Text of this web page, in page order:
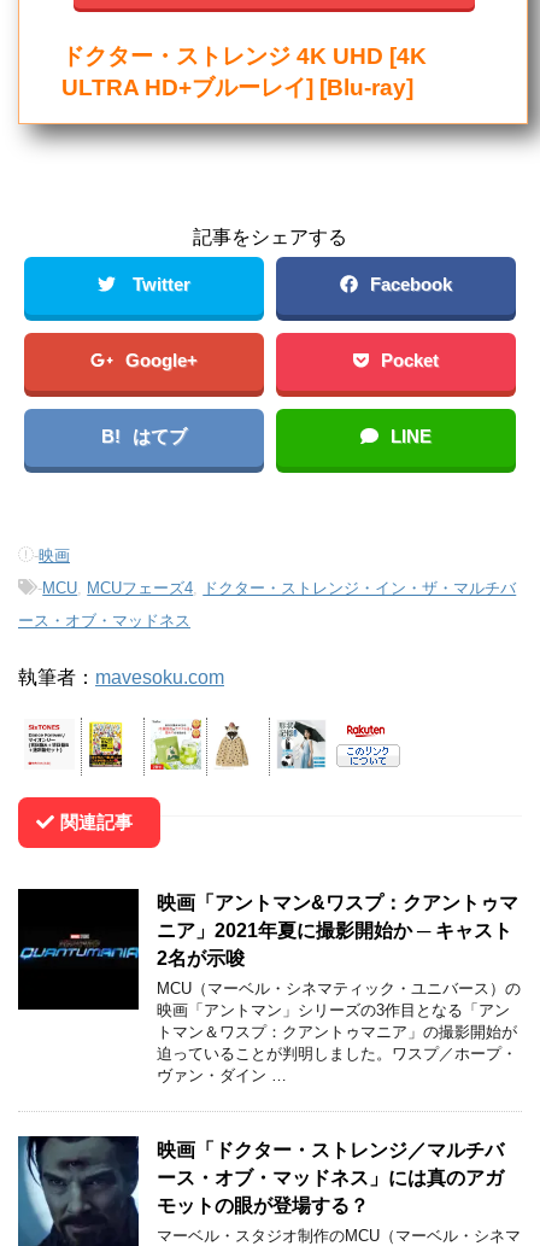
ドクター・ストレンジ 4K UHD [4K
ULTRA HD+ブルーレイ] [Blu-ray]
記事をシェアする
Twitter Facebook
Google+ Pocket
B! はてブ LINE
-映画
-MCU MCUフェーズ4 ドクター・ストレンジ・イン・ザ・マルチバ
ース・オブ・マッドネス
執筆者： mavesoku.com
関連記事
映画「アントマン&ワスプ：クアントゥマ
ニア」2021年夏に撮影開始か ─ キャスト
2名が示唆
MCU（マーベル・シネマティック・ユニバース）の
映画「アントマン」シリーズの3作目となる「アン
トマン＆ワスプ：クアントゥマニア」の撮影開始が
迫っていることが判明しました。ワスプ／ホープ・
ヴァン・ダイン …
映画「ドクター・ストレンジ／マルチバ
ース・オブ・マッドネス」には真のアガ
モットの眼が登場する？
マーベル・スタジオ制作のMCU（マーベル・シネマ